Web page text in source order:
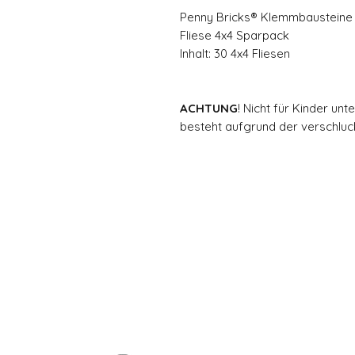
Penny Bricks®
Fliese 4x4 Sparpack
Inhalt: 30 4x4 Fliesen
ACHTUNG! Nicht für Kinder
besteht aufgrund der